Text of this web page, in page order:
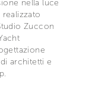
nella luce
Zuccon
architetti e